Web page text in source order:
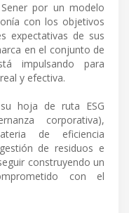
por un modelo
con los objetivos
expectativas de sus
en el conjunto de
impulsando para
y efectiva.
hoja de ruta ESG
corporativa),
de eficiencia
de residuos e
construyendo un
con el